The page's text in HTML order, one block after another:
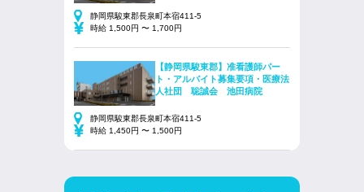
静岡県駿東郡長泉町本宿411-5
時給 1,500円 〜 1,700円
【静岡県駿東郡】准看護師パー
ト・アルバイト募集要項・医療法
人社団 聡誠会 池田病院
静岡県駿東郡長泉町本宿411-5
時給 1,450円 〜 1,500円